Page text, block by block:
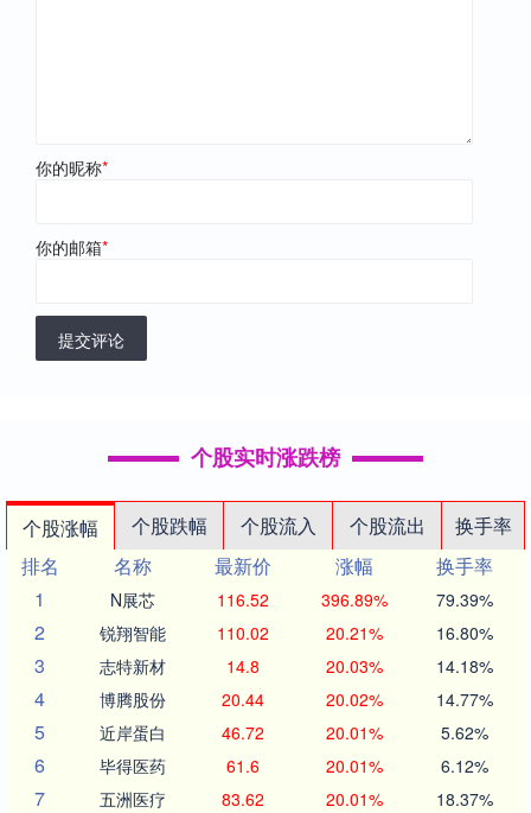
你的昵称*
你的邮箱*
提交评论
个股实时涨跌榜
个股涨幅 个股跌幅 个股流入 个股流出
换手率
排名
名称 最新价 涨幅
换手率
1
N展芯 116.52 396.89% 79.39%
2 锐翔智能 110.02 20.21% 16.80%
3 志特新材 14.8 20.03% 14.18%
4 博腾股份 20.44 20.02% 14.77%
5 近岸蛋白 46.72 20.01% 5.62%
6 毕得医药 61.6 20.01% 6.12%
7 五洲医疗 83.62 20.01% 18.37%